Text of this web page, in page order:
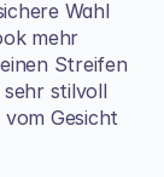
Wahl
mehr
Streifen
sehr stilvoll
Gesicht